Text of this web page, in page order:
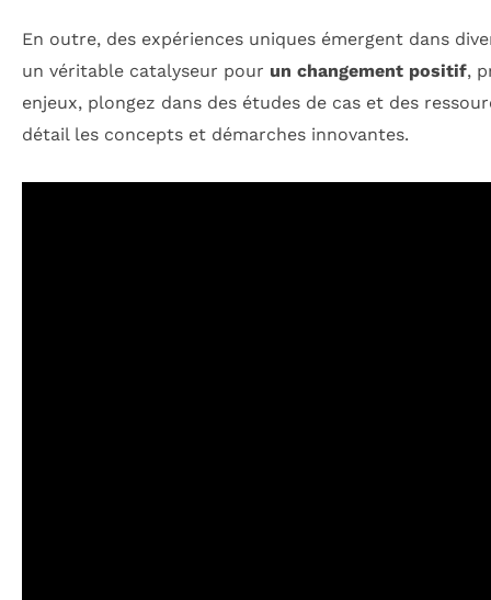
En outre, des expériences uniques émergent dans
un véritable catalyseur pour un changement positif,
enjeux, plongez dans des études de cas et des
détail les concepts et démarches innovantes.